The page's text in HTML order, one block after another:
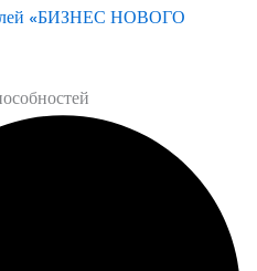
«БИЗНЕС НОВОГО